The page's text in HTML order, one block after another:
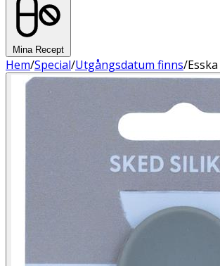
Mina Recept
Hem/Special/Utgångsdatum finns/Esska